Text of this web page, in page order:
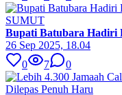
SUMUT
Bupati Batubara Hadiri
26 Sep 2025, 18.04
0
7 0